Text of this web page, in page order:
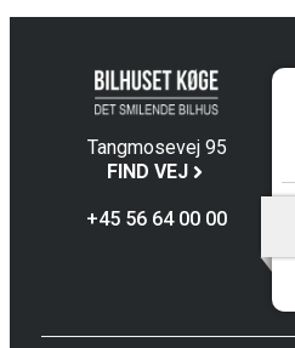
Tangmosevej 95
4600 Køge
FIND VEJ
+45 56 64 00 00